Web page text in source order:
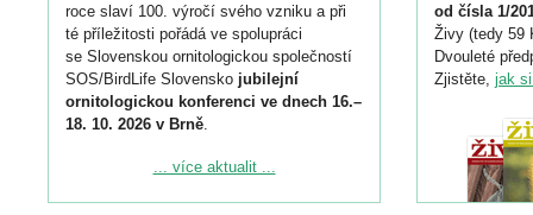
roce slaví 100. výročí svého vzniku a při
té příležitosti pořádá ve spolupráci
se Slovenskou ornitologickou společností
SOS/BirdLife Slovensko jubilejní
ornitologickou konferenci ve dnech 16.–
18. 10. 2026 v Brně.
Podrobnější informace ke konferenci
... více aktualit ...
od čísla 1/
Živy (tedy 59
Dvouleté
Zjistěte, jak